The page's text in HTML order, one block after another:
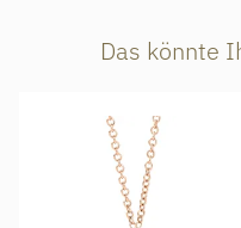
Das könnte